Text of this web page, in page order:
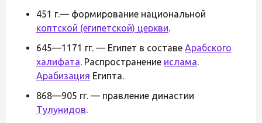
451 г.— формирование национальной
коптской (египетской) церкви.
645—1171 гг. — Египет в составе Арабского
халифата. Распространение ислама.
Арабизация Египта.
868—905 гг. — правление династии
Тулунидов.